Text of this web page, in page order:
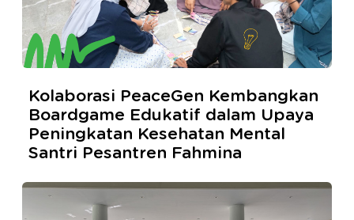
Kolaborasi PeaceGen Kembangkan
Boardgame Edukatif dalam Upaya
Peningkatan Kesehatan Mental
Santri Pesantren Fahmina